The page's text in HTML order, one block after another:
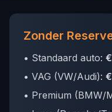
Zonder
• Standaard auto:
• VAG (VW/Audi):
• Premium (BMW/